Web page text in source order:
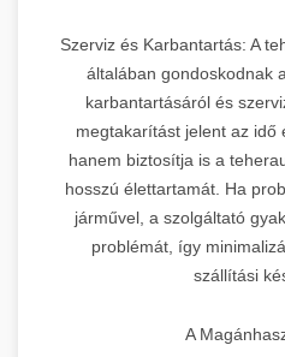
Szerviz és Karbantartás: A
általában gondoskodnak
karbantartásáról és
megtakarítást jelent az idő
hanem biztosítja is a
hosszú élettartamát. Ha
járművel, a szolgáltató
problémát, így
szállítási
A